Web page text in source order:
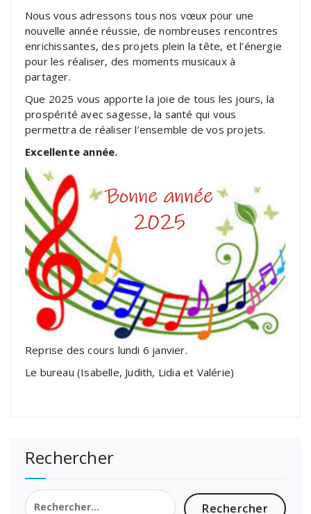
Nous vous adressons tous nos vœux pour une
nouvelle année réussie, de nombreuses rencontres
enrichissantes, des projets plein la tête, et l’énergie
pour les réaliser, des moments musicaux à
partager.
Que 2025 vous apporte la joie de tous les jours, la
prospérité avec sagesse, la santé qui vous
permettra de réaliser l’ensemble de vos projets.
Excellente année.
Reprise des cours lundi 6 janvier.
Le bureau (Isabelle, Judith, Lidia et Valérie)
Rechercher
Rechercher :